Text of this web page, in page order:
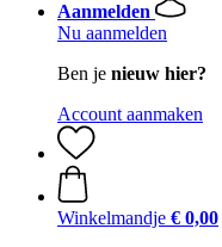
Aanmelden
Nu aanmelden
Ben je nieuw hier?
Account aanmaken
Winkelmandje € 0,00